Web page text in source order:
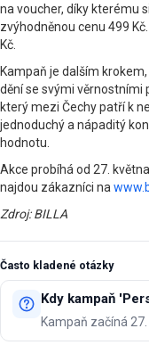
na voucher, díky kterému
zvýhodněnou cenu 499
Kč.
Kampaň je dalším
dění se svými
který mezi Čechy patří k
jednoduchý a nápaditý
hodnotu.
Akce probíhá od 27.
najdou zákazníci na
Zdroj: BILLA
Často kladené otázky
Kdy kampaň
Kampaň začíná 27.